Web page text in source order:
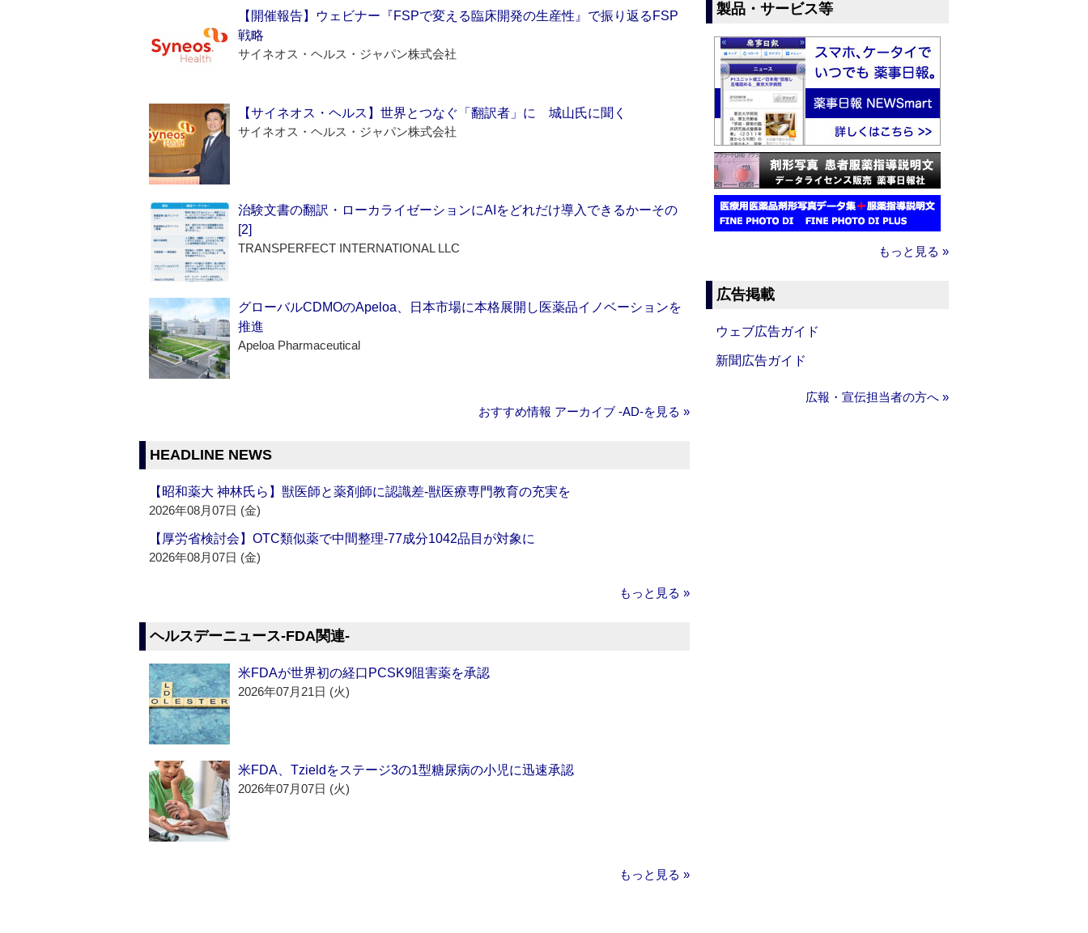
【開催報告】ウェビナー『FSPで変える臨床開発の生産性』で振り返るFSP
戦略
サイネオス・ヘルス・ジャパン株式会社
【サイネオス・ヘルス】世界とつなぐ「翻訳者」に 城山氏に聞く
サイネオス・ヘルス・ジャパン株式会社
治験文書の翻訳・ローカライゼーションにAIをどれだけ導入できるかーその
[2]
TRANSPERFECT INTERNATIONAL LLC
グローバルCDMOのApeloa、日本市場に本格展開し医薬品イノベーションを
推進
Apeloa Pharmaceutical
おすすめ情報 アーカイブ ‐AD‐を見る »
HEADLINE NEWS
【昭和薬大 神林氏ら】獣医師と薬剤師に認識差‐獣医療専門教育の充実を
2026年08月07日 (金)
【厚労省検討会】OTC類似薬で中間整理‐77成分1042品目が対象に
2026年08月07日 (金)
もっと見る »
ヘルスデーニュース‐FDA関連‐
米FDAが世界初の経口PCSK9阻害薬を承認
2026年07月21日 (火)
米FDA、Tzieldをステージ3の1型糖尿病の小児に迅速承認
2026年07月07日 (火)
もっと見る »
製品・サービス等
もっと見る »
広告掲載
ウェブ広告ガイド
新聞広告ガイド
広報・宣伝担当者の方へ »